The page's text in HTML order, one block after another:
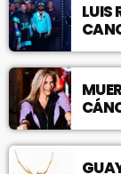
LUIS